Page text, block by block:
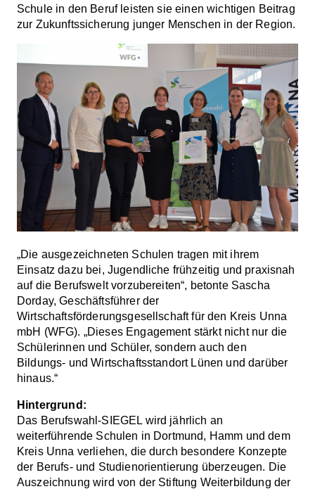
Schule in den Beruf leisten sie einen wichtigen Beitrag
zur Zukunftssicherung junger Menschen in der Region.
„Die ausgezeichneten Schulen tragen mit ihrem
Einsatz dazu bei, Jugendliche frühzeitig und praxisnah
auf die Berufswelt vorzubereiten“, betonte Sascha
Dorday, Geschäftsführer der
Wirtschaftsförderungsgesellschaft für den Kreis Unna
mbH (WFG). „Dieses Engagement stärkt nicht nur die
Schülerinnen und Schüler, sondern auch den
Bildungs- und Wirtschaftsstandort Lünen und darüber
hinaus.“
Hintergrund:
Das Berufswahl-SIEGEL wird jährlich an
weiterführende Schulen in Dortmund, Hamm und dem
Kreis Unna verliehen, die durch besondere Konzepte
der Berufs- und Studienorientierung überzeugen. Die
Auszeichnung wird von der Stiftung Weiterbildung der